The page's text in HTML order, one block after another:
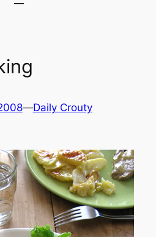
—Daily Crouty